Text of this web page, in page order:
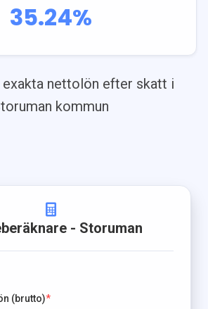
35.24%
exakta nettolön efter skatt i
kommun
- Storuman
(brutto)*